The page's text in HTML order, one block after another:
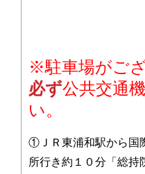
※駐車場がご
必ず公共交通
い。
①ＪＲ東浦和駅から国
所行き約１０分「総持